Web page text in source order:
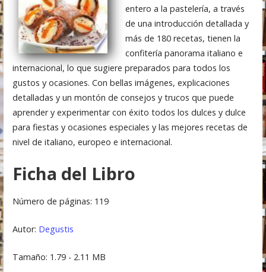
entero a la pastelería, a través
de una introducción detallada y
más de 180 recetas, tienen la
confitería panorama italiano e
internacional, lo que sugiere preparados para todos los
gustos y ocasiones. Con bellas imágenes, explicaciones
detalladas y un montón de consejos y trucos que puede
aprender y experimentar con éxito todos los dulces y dulce
para fiestas y ocasiones especiales y las mejores recetas de
nivel de italiano, europeo e internacional.
Ficha del Libro
Número de páginas: 119
Autor: Degustis
Tamaño: 1.79 - 2.11 MB